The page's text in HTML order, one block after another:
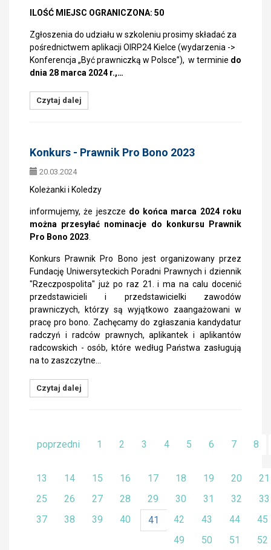
ILOŚĆ MIEJSC OGRANICZONA: 50
Zgłoszenia do udziału w szkoleniu prosimy składać za
pośrednictwem aplikacji OIRP24 Kielce (wydarzenia ->
Konferencja „Być prawniczką w Polsce”), w terminie do
dnia 28 marca 2024 r.,…
Czytaj dalej
Konkurs - Prawnik Pro Bono 2023
20.03.2024
Koleżanki i Koledzy
informujemy, że jeszcze do końca marca 2024 roku
można przesyłać nominacje do konkursu Prawnik
Pro Bono 2023
Konkurs Prawnik Pro Bono jest organizowany przez
Fundację Uniwersyteckich Poradni Prawnych i dziennik
"Rzeczpospolita" już po raz 21. i ma na calu docenić
przedstawicieli i przedstawicielki zawodów
prawniczych, którzy są wyjątkowo zaangażowani w
pracę pro bono. Zachęcamy do zgłaszania kandydatur
radczyń i radców prawnych, aplikantek i aplikantów
radcowskich - osób, które według Państwa zasługują
na to zaszczytne…
Czytaj dalej
poprzedni 1 2 3 4 5 6 7 8
13 14 15 16 17 18 19 20
21
25
26 27 28 29 30 31 32
33
37
38 39 40 41 42 43 44
45
49
50 51
52